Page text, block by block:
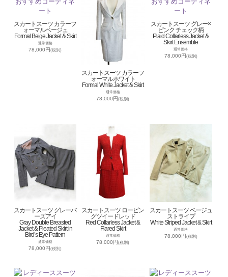
スカートスーツ カラーフ
ォーマルベージュ
Formal Beige Jacket & Skirt
通常価格
78,000円(税別)
スカートスーツ カラーフ
ォーマルホワイト
Formal White Jacket & Skirt
通常価格
78,000円(税別)
スカートスーツ グレー×
ピンク チェック柄
Plaid Collarless Jacket &
Skirt Ensemble
通常価格
78,000円(税別)
スカートスーツ グレーバ
ーズアイ
Gray Double Breasted
Jacket & Pleated Skirt in
Bird’s Eye Pattern
通常価格
78,000円(税別)
スカートスーツ ロービン
グツイードレッド
Red Collarless Jacket &
Flared Skirt
通常価格
78,000円(税別)
スカートスーツ ベージュ
ストライプ
White Striped Jacket & Skirt
通常価格
78,000円(税別)